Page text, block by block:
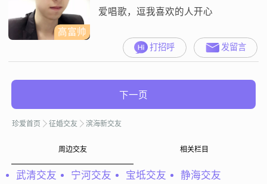
高富帅
爱唱歌，逗我喜欢的人开心
打招呼 发留言
下一页
珍爱首页 征婚交友 滨海新交友
周边交友 相关栏目
武清交友 宁河交友 宝坻交友 静海交友